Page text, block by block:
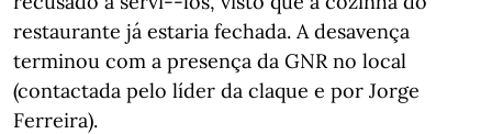
restaurante já estaria fechada. A desavença
terminou com a presença da GNR no local
(contactada pelo líder da claque e por Jorge
Ferreira).